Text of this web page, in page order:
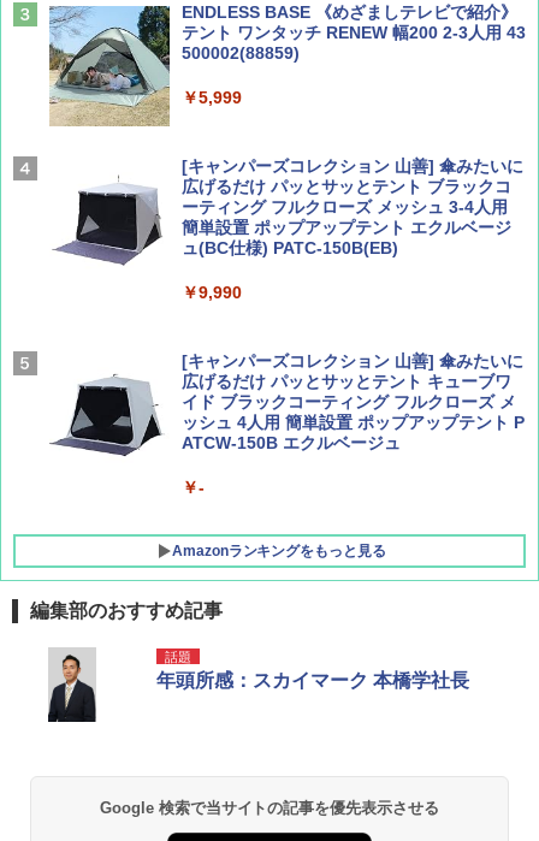
AIRLINE（エアライン）2026年9月号【特
集】ボーイング110周年を祝して！
￥1,760
ァキア 2026～2027 地球の歩き方A ヨーロッ
￥2,277
新しい日本地理 地図・統計・移動から読み
解く (講談社現代新書)
￥1,540
ENDLESS BASE 《めざましテレビで紹介》
テント ワンタッチ RENEW 幅200 2-3人用 43
500002(88859)
￥5,999
[キャンパーズコレクション 山善] 傘みたいに
広げるだけ パッとサッとテント ブラックコ
ーティング フルクローズ メッシュ 3-4人用
簡単設置 ポップアップテント エクルベージ
ュ(BC仕様) PATC-150B(EB)
￥9,990
[キャンパーズコレクション 山善] 傘みたいに
広げるだけ パッとサッとテント キューブワ
イド ブラックコーティング フルクローズ メ
ッシュ 4人用 簡単設置 ポップアップテント P
ATCW-150B エクルベージュ
￥-
Amazonランキングをもっと見る
DEWEL パラソル 大型 ビーチ アウトドアパ
ラソル ガーデン サイトシート付 折りたたみ
防水 UVカット 4段階高さ調整 軽量 収納袋付
編集部のおすすめ記事
話題
年頭所感：スカイマーク 本橋学社長
Google 検索で当サイトの記事を優先表示させる